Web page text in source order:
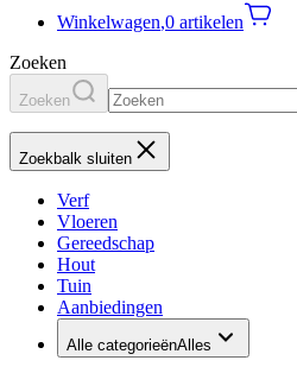
Winkelwagen,0 artikelen
Zoeken
Zoeken
Zoekbalk sluiten
Verf
Vloeren
Gereedschap
Hout
Tuin
Aanbiedingen
Alle categorieënAlles